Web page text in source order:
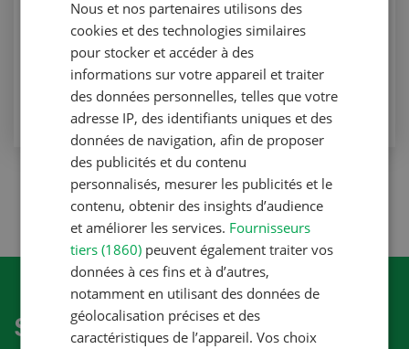
Pourquoi faut-il équilibrer la ration?
Page Bio
of 2
S'abonner à la newletter
Nous et nos partenaires utilisons des
cookies et des technologies similaires
pour stocker et accéder à des
informations sur votre appareil et traiter
des données personnelles, telles que votre
adresse IP, des identifiants uniques et des
données de navigation, afin de proposer
des publicités et du contenu
personnalisés, mesurer les publicités et le
contenu, obtenir des insights d’audience
et améliorer les services. Fournisseurs
tiers (1860) peuvent également traiter vos
données à ces fins et à d’autres,
notamment en utilisant des données de
géolocalisation précises et des
caractéristiques de l’appareil. Vos choix